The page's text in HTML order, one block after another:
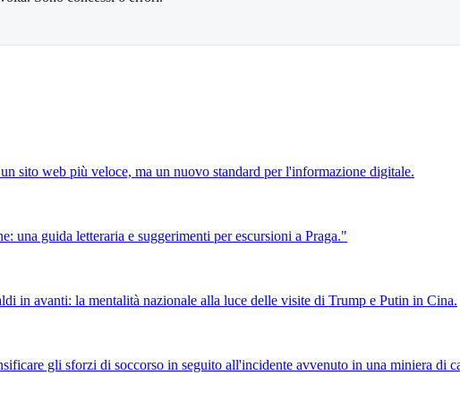
sito web più veloce, ma un nuovo standard per l'informazione digitale.
una guida letteraria e suggerimenti per escursioni a Praga."
in avanti: la mentalità nazionale alla luce delle visite di Trump e Putin in Cina.
gli sforzi di soccorso in seguito all'incidente avvenuto in una miniera di